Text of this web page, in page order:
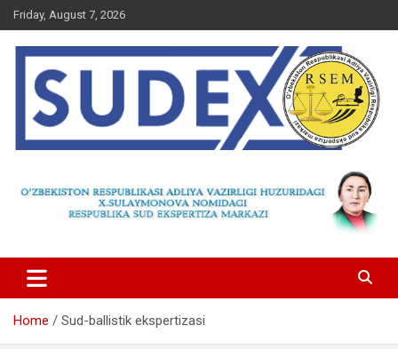
Skip
to
content
Friday, August 7, 2026
Home Sud-ballistik ekspertizasi